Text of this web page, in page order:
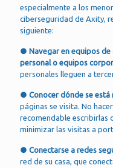
especialmente a los
ciberseguridad de Axity,
siguiente:
● Navegar en equipos
personal o equipos
personales lleguen a
● Conocer dónde se está
páginas se visita. No
recomendable escribirlas
minimizar las visitas a
● Conectarse a redes
red de su casa, que